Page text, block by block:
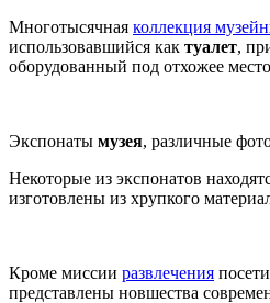
Многотысячная коллекция
использовавшийся как туалет,
оборудованный под отхожее
Экспонаты музея, различные
Некоторые из экспонатов
изготовлены из хрупкого
Кроме миссии развлечения
представлены новшества